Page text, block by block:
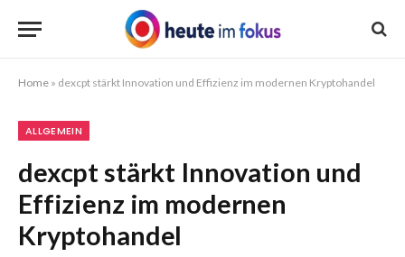
Home » dexcpt stärkt Innovation und Effizienz im modernen Kryptohandel
ALLGEMEIN
dexcpt stärkt Innovation und
Effizienz im modernen
Kryptohandel